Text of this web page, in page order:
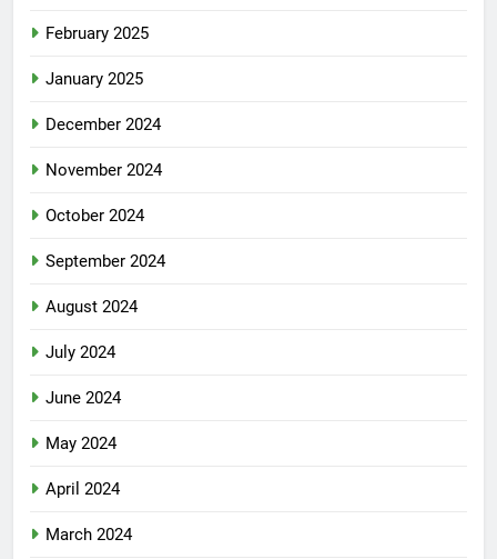
February 2025
January 2025
December 2024
November 2024
October 2024
September 2024
August 2024
July 2024
June 2024
May 2024
April 2024
March 2024